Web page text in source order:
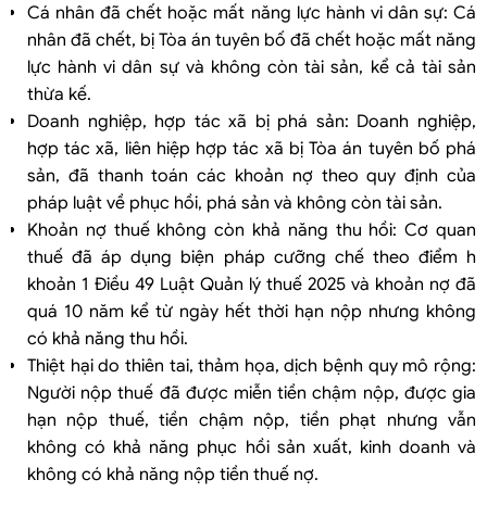
Cá nhân đã chết hoặc mất năng lực hành vi dân sự: Cá
nhân đã chết, bị Tòa án tuyên bố đã chết hoặc mất năng
lực hành vi dân sự và không còn tài sản, kể cả tài sản
thừa kế.
Doanh nghiệp, hợp tác xã bị phá sản: Doanh nghiệp,
hợp tác xã, liên hiệp hợp tác xã bị Tòa án tuyên bố phá
sản, đã thanh toán các khoản nợ theo quy định của
pháp luật về phục hồi, phá sản và không còn tài sản.
Khoản nợ thuế không còn khả năng thu hồi: Cơ quan
thuế đã áp dụng biện pháp cưỡng chế theo điểm h
khoản 1 Điều 49 Luật Quản lý thuế 2025 và khoản nợ đã
quá 10 năm kể từ ngày hết thời hạn nộp nhưng không
có khả năng thu hồi.
Thiệt hại do thiên tai, thảm họa, dịch bệnh quy mô rộng:
Người nộp thuế đã được miễn tiền chậm nộp, được gia
hạn nộp thuế, tiền chậm nộp, tiền phạt nhưng vẫn
không có khả năng phục hồi sản xuất, kinh doanh và
không có khả năng nộp tiền thuế nợ.